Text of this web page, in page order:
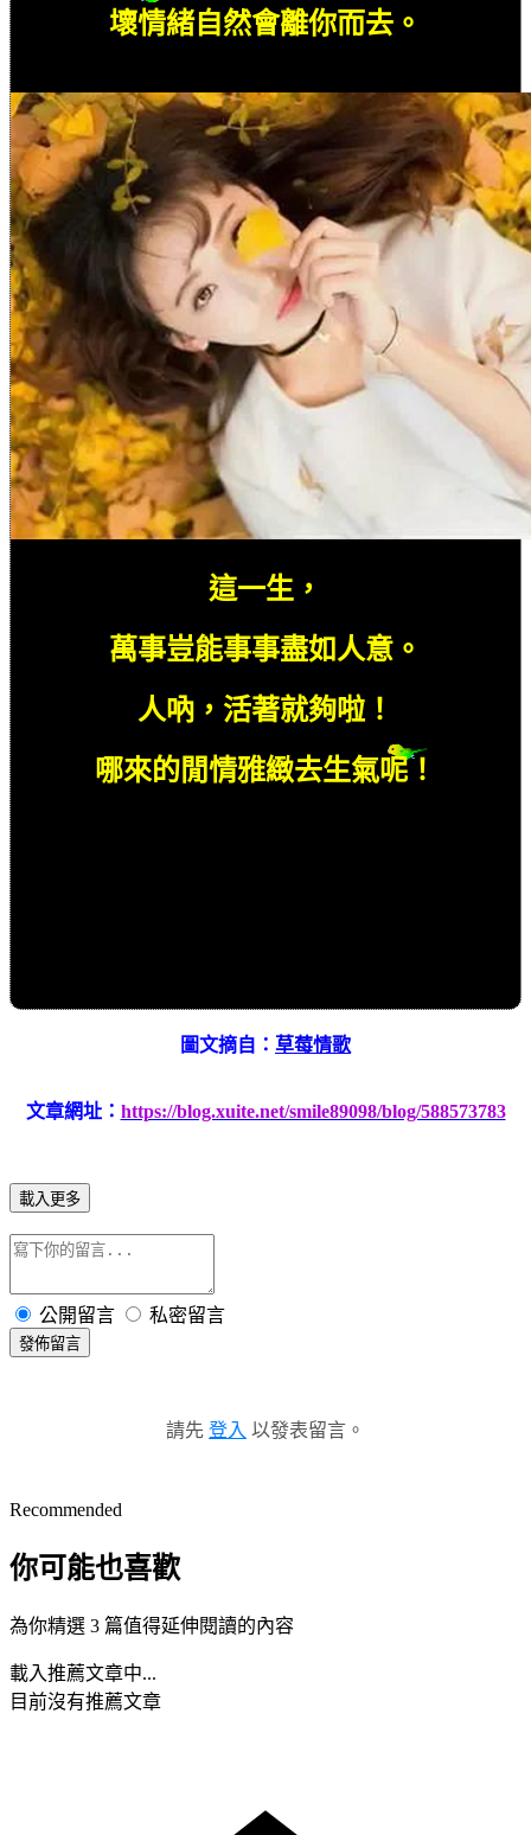
壞情緒自然會離你而去。
這一生，
萬事豈能事事盡如人意。
人吶，活著就夠啦！
哪來的閒情雅緻去生氣呢！
圖文摘自： 草莓情歌
文章網址： https://blog.xuite.net/smile89098/blog/588573783
載入更多
公開留言 私密留言
發佈留言
請先 登入 以發表留言。
Recommended
你可能也喜歡
為你精選 3 篇值得延伸閱讀的內容
載入推薦文章中...
目前沒有推薦文章